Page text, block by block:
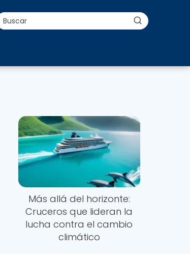
Más allá del horizonte:
Cruceros que lideran la
lucha contra el cambio
climático